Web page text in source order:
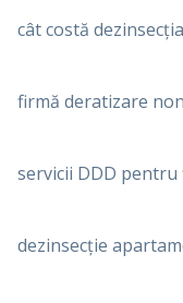
cât costă
firmă deratizare
servicii DDD
dezinsecție